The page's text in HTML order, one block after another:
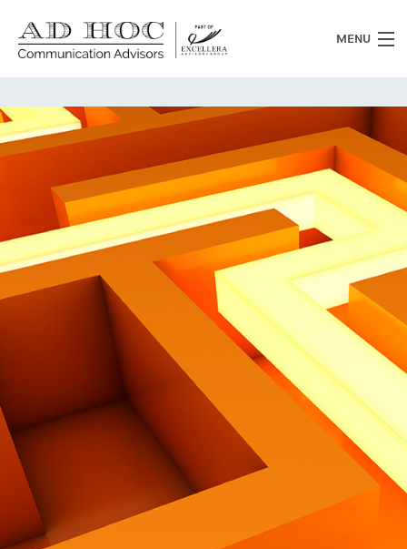
MENU
Chi siamo
Cosa facciamo
News
Clienti
Heritage
Lavora con noi
Contatti